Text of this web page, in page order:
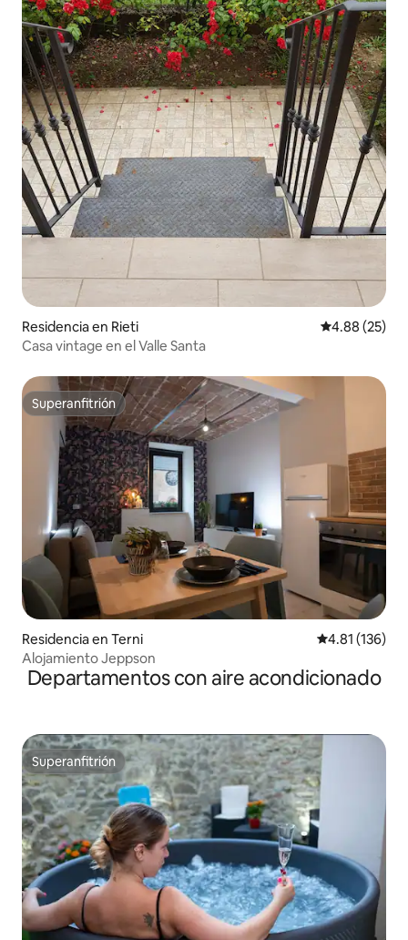
Residencia en Rieti Calificación
4.88 (25)
Casa vintage en el Valle Santa
Superanfitrión
Superanfitrión
Residencia en Terni Calificación
4.81 (136)
Alojamiento Jeppson
Departamentos con aire acondicionado
Superanfitrión
Superanfitrión